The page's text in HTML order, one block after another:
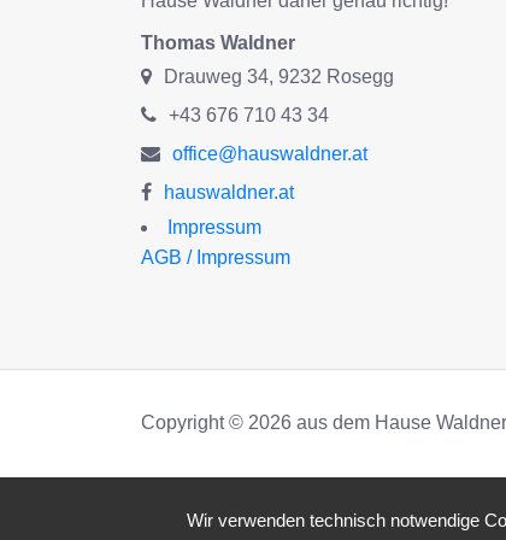
Thomas Waldner
Drauweg 34, 9232 Rosegg
+43 676 710 43 34
office@hauswaldner.at
hauswaldner.at
Impressum
AGB / Impressum
Copyright © 2026 aus dem Hause
Wir verwenden technisch notwendige